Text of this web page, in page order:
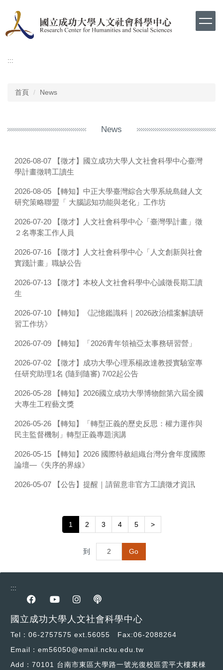
要
容
:::
首頁 News
News
2026-08-07
【徵才】國立成功大學人文社會科學中心臺灣
學計畫徵聘工讀生
2026-08-05
【轉知】中正大學臺灣綜合大學系統島鏈人文
研究策略聯盟「 大腦認知功能與老化」工作坊
2026-07-20
【徵才】人文社會科學中心「臺灣學計畫」徵
２名專案工作人員
2026-07-16
【徵才】人文社會科學中心「人文創新與社會
實踐計畫」職缺公告
2026-07-13
【徵才】本校人文社會科學中心誠徵長期工讀
生
2026-07-10
【轉知】《記憶鑑識科｜2026政治檔案解讀研
習工作坊》
2026-07-09 【轉知】「2026青年領袖亞太事務研習營」
2026-07-02
【徵才】成功大學心理系楊政達教授實驗室專
任研究助理1名 (隨到隨審) 7/02起公告
2026-05-28
【轉知】2026國立成功大學博物館第六屆全國
大專生工程藝文獎
2026-05-26
【轉知】「轉型正義的歷史反思：權力運作與
民主監督機制」轉型正義專題演講
2026-05-15
【轉知】2026 國際特赦組織台灣分會年度國際
論壇—《失序的界線》
2026-05-07 【公告】提醒｜請留意非官方工讀徵才資訊
1 2 3 4 5 >
到 Go
:::
前往Facebook專區
前往youtube專區
前往instagram專區
前往podcast專區
國立成功大學人文社會科學中心
Tel：06-2757575 ext.56055 Fax:06-2088264
Email：em56050@email.ncku.edu.tw
Add：70101 台南市東區大學路一號光復校區雲平大樓東棟